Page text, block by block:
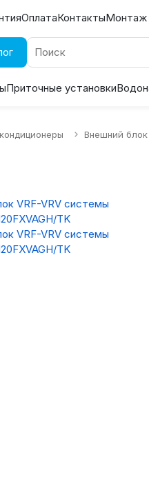
ОплатаКонтактыМонтаж
Приточные установки
Внешний блок